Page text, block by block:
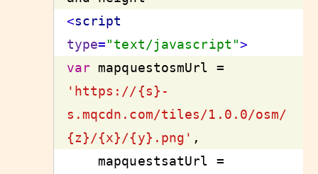
<script
type="text/javascript">
var
'https://{s}-
s.mqcdn.com/tiles/1.0.0/osm/
{z}/{x}/{y}.png'